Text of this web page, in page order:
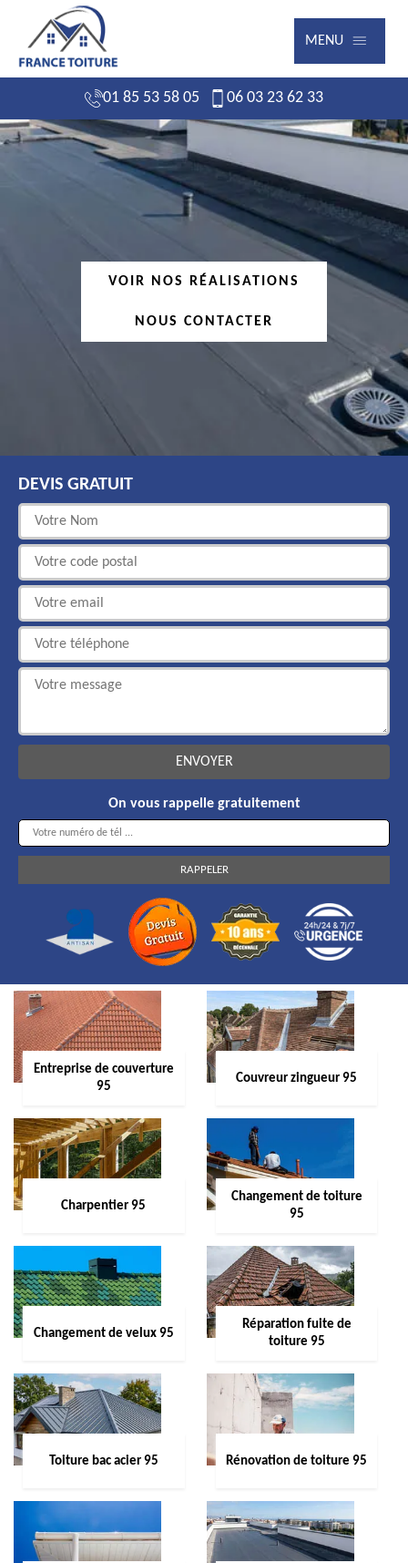
MENU
01 85 53 58 05 06 03 23 62 33
VOIR NOS RÉALISATIONS
NOUS CONTACTER
DEVIS GRATUIT
On vous rappelle gratuitement
Entreprise de couverture
95
Couvreur zingueur 95
Charpentier 95
Changement de toiture
95
Changement de velux 95
Réparation fuite de
toiture 95
Toiture bac acier 95 Rénovation de toiture 95